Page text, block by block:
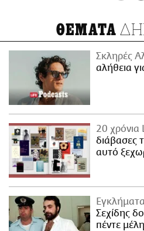
ΘΕΜΑΤΑ
Σκληρές
αλήθεια
20 χρόνια
διάβασες
αυτό
Εγκλήματα
Σεχίδης
πέντε